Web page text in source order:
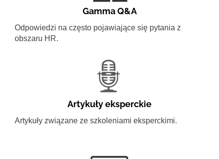
Gamma Q&A
Odpowiedzi na często pojawiające się pytania z
obszaru HR.
Artykuły eksperckie
Artykuły związane ze szkoleniami eksperckimi.